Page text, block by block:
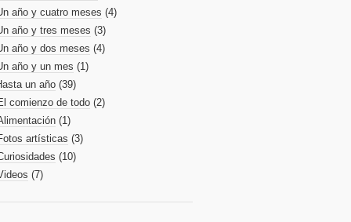
año y cuatro meses (4)
año y tres meses (3)
año y dos meses (4)
año y un mes (1)
un año (39)
comienzo de todo (2)
(1)
artísticas (3)
(10)
(7)